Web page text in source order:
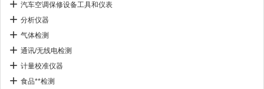
汽车空调保修设备工具和仪表
分析仪器
气体检测
通讯/无线电检测
计量校准仪器
食品**检测